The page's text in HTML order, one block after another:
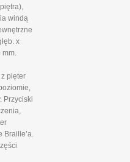
windą
x
mm.
pięter
Przyciski
Braille’a.